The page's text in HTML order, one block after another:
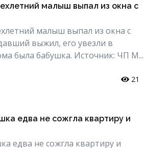
малыш выпал из окна с
малыш выпал из окна с
выжил, его увезли в
была бабушка. Источник: ЧП М...
21
едва не сожгла квартиру и
едва не сожгла квартиру и